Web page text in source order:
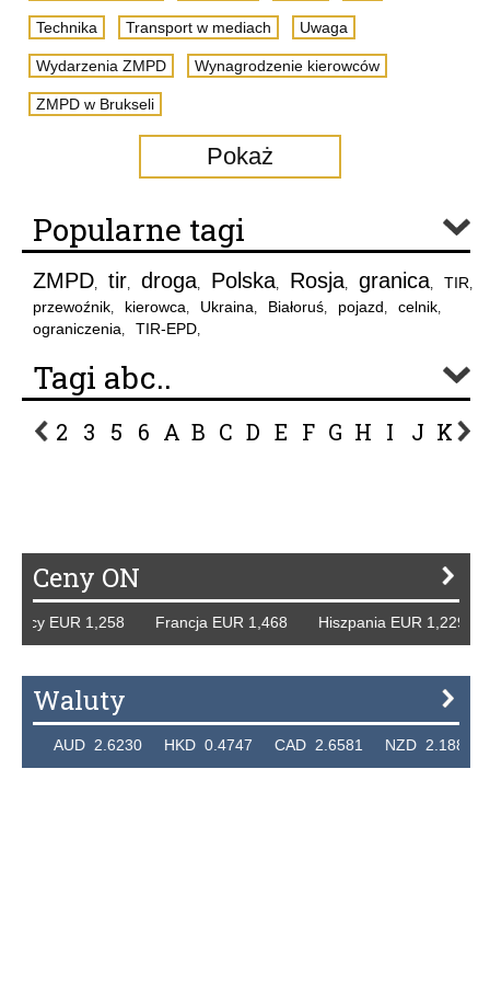
Technika Transport w mediach Uwaga
Wydarzenia ZMPD Wynagrodzenie kierowców
ZMPD w Brukseli
Pokaż
Popularne tagi
ZMPD, tir, droga, Polska, Rosja, granica, TIR,
przewoźnik, kierowca, Ukraina, Białoruś, pojazd, celnik,
ograniczenia, TIR-EPD,
Tagi abc..
2 3 5 6 A B C D E F G H I J K L
Ceny ON
EUR 1,258 Francja EUR 1,468 Hiszpania EUR 1,229
Waluty
AUD 2.6230 HKD 0.4747 CAD 2.6581 NZD 2.1889